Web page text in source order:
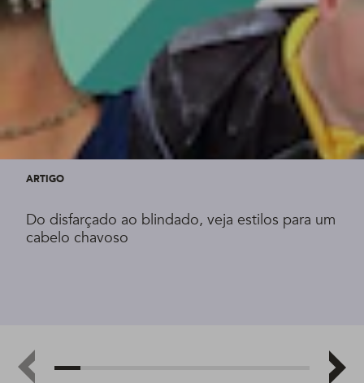
ARTIGO
Do disfarçado ao blindado, veja estilos para um
cabelo chavoso